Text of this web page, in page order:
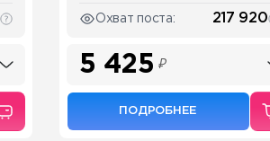
Охват поста: 217 920
5 425 ₽
ПОДРОБНЕЕ